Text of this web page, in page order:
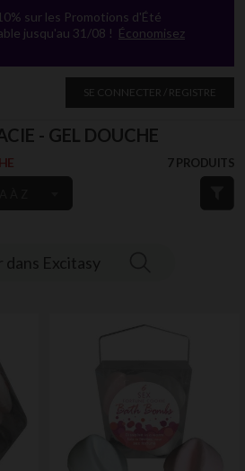
sur les Promotions d'Été
jusqu'au 31/08 ! Économisez
SE CONNECTER / REGISTRE
Excitasy
- GEL DOUCHE
7 PRODUITS